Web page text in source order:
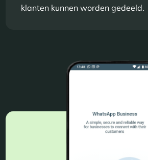
klanten kunnen worden gedeeld.